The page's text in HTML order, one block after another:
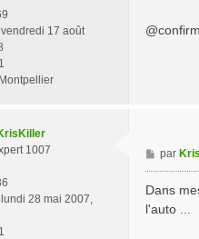
vendredi 17 août
1
Montpellier
g
1007
lundi 28 mai 2007,
1
M
e
s
par
Dans
l'auto ...